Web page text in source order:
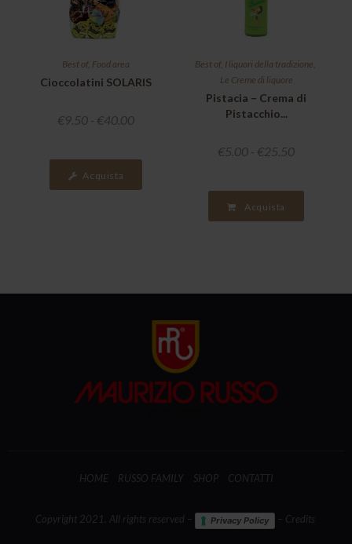
Best of, Food area
Cioccolatini SOLARIS
€9.50 - €40.00
Acquista
Best of, I liquori della tradizione
Le Creme di liquore
Pistacia – Crema di
Pistacchio...
€5.00 - €25.50
Acquista
HOME RUSSO FAMILY SHOP CONTATTI
Copyright 2021. All rights reserved – Privacy Policy – Credits